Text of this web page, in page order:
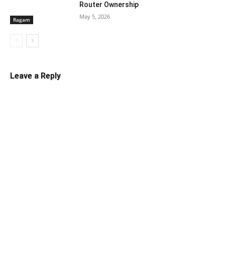
Ragam
Router Ownership
May 5, 2026
Leave a Reply